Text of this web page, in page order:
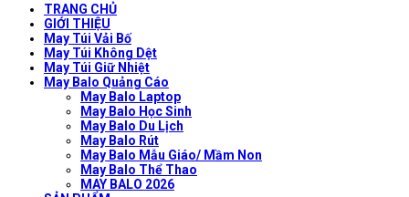
TRANG CHỦ
GIỚI THIỆU
May Túi Vải Bố
May Túi Không Dệt
May Túi Giữ Nhiệt
May Balo Quảng Cáo
May Balo Laptop
May Balo Học Sinh
May Balo Du Lịch
May Balo Rút
May Balo Mẫu Giáo/ Mầm Non
May Balo Thể Thao
MAY BALO 2026